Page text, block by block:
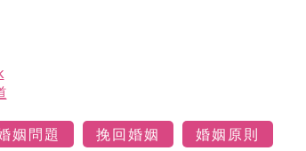
姻問題 挽回婚姻 婚姻原則